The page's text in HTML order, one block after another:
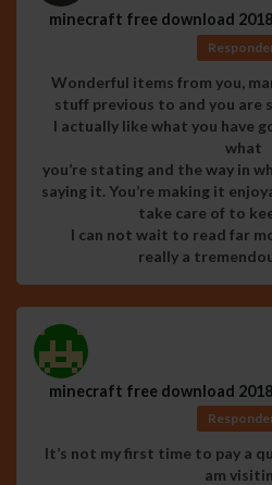
minecraft free download 2018
Wonderful items from you,
stuff previous to and you are
I actually like what you have
what
you’re stating and the way in
saying it. You’re making it
take care of to
I can not wait to read far
really a
minecraft free download 2018
It’s not my first time to pay a
am